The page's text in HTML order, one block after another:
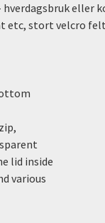
hverdagsbruk
etc, stort velcro
lid inside
various